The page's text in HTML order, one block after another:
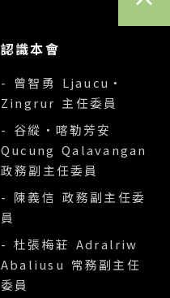
認識本會
- 曾智勇 Ljaucu‧
Zingrur 主任委員
- 谷縱‧喀勒芳安
Qucung Qalavangan
政務副主任委員
- 陳義信 政務副主任委
員
- 杜張梅莊 Adralriw
Abaliusu 常務副主任
委員